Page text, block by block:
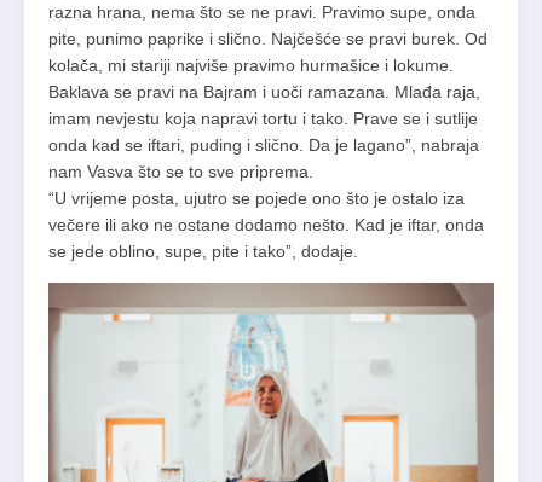
razna hrana, nema što se ne pravi. Pravimo supe, onda
pite, punimo paprike i slično. Najčešće se pravi burek. Od
kolača, mi stariji najviše pravimo hurmašice i lokume.
Baklava se pravi na Bajram i uoči ramazana. Mlađa raja,
imam nevjestu koja napravi tortu i tako. Prave se i sutlije
onda kad se iftari, puding i slično. Da je lagano”, nabraja
nam Vasva što se to sve priprema.
“U vrijeme posta, ujutro se pojede ono što je ostalo iza
večere ili ako ne ostane dodamo nešto. Kad je iftar, onda
se jede oblino, supe, pite i tako”, dodaje.